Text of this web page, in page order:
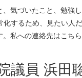
気づいたこと、勉
するため、見たい
。私への連絡先はこ
議員 浜田